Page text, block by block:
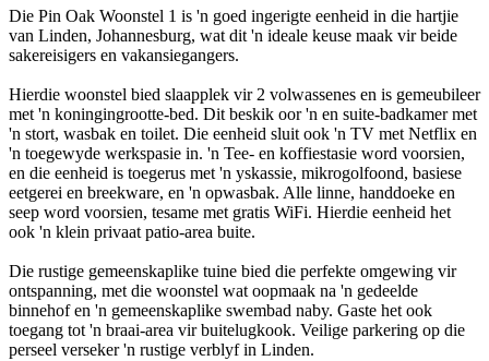
Die Pin Oak Woonstel 1 is 'n goed ingerigte eenheid in die hartjie
van Linden, Johannesburg, wat dit 'n ideale keuse maak vir beide
sakereisigers en vakansiegangers.
Hierdie woonstel bied slaapplek vir 2 volwassenes en is gemeubileer
met 'n koningingrootte-bed. Dit beskik oor 'n en suite-badkamer met
'n stort, wasbak en toilet. Die eenheid sluit ook 'n TV met Netflix en
'n toegewyde werkspasie in. 'n Tee- en koffiestasie word voorsien,
en die eenheid is toegerus met 'n yskassie, mikrogolfoond, basiese
eetgerei en breekware, en 'n opwasbak. Alle linne, handdoeke en
seep word voorsien, tesame met gratis WiFi. Hierdie eenheid het
ook 'n klein privaat patio-area buite.
Die rustige gemeenskaplike tuine bied die perfekte omgewing vir
ontspanning, met die woonstel wat oopmaak na 'n gedeelde
binnehof en 'n gemeenskaplike swembad naby. Gaste het ook
toegang tot 'n braai-area vir buitelugkook. Veilige parkering op die
perseel verseker 'n rustige verblyf in Linden.